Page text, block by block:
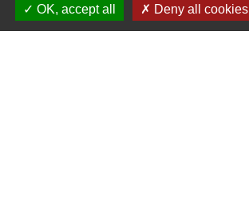
Grand Périgueux
OK, accept all
Deny all cookies